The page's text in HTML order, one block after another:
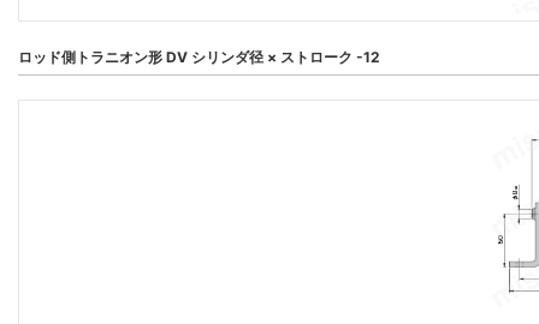
ロッド側トラニオン形 DV シリンダ径 × ストローク -12